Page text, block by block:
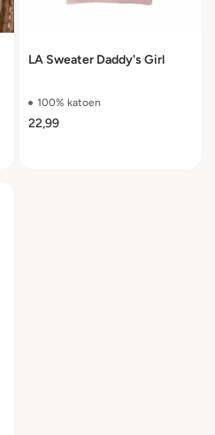
LA Sweater Daddy's Girl
100% katoen
22,99